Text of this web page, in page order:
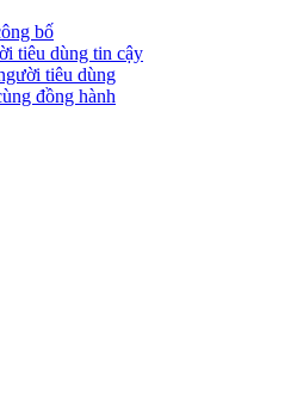
bố
tiêu dùng tin cậy
tiêu dùng
đồng hành